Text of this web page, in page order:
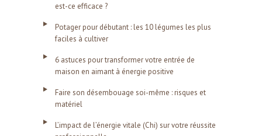
est-ce efficace ?
Potager pour débutant : les 10 légumes les plus
faciles à cultiver
6 astuces pour transformer votre entrée de
maison en aimant à énergie positive
Faire son désembouage soi-même : risques et
matériel
L’impact de l’énergie vitale (Chi) sur votre réussite